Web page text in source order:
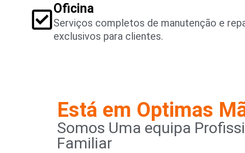
Oficina
Serviços completos de manutenção e
exclusivos para clientes.
Está em Optimas
Somos Uma equipa
Familiar